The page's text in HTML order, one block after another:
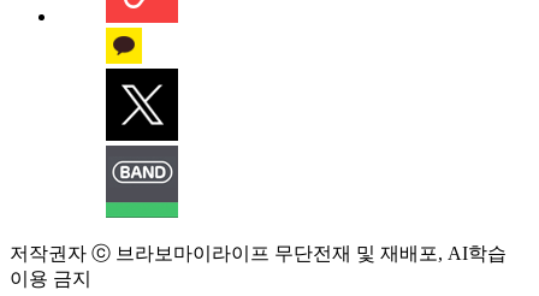
저작권자 ⓒ 브라보마이라이프 무단전재 및 재배포, AI학습
이용 금지